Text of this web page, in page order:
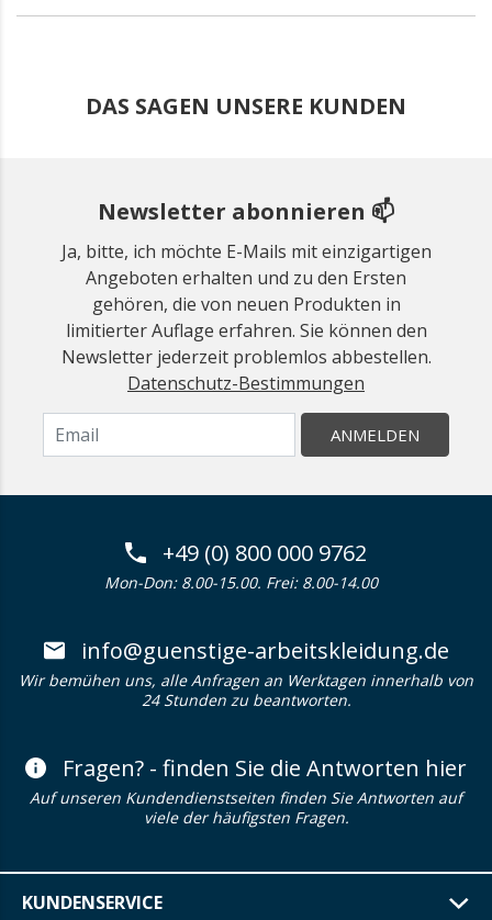
DAS SAGEN UNSERE KUNDEN
Newsletter abonnieren 📫
Ja, bitte, ich möchte E-Mails mit einzigartigen
Angeboten erhalten und zu den Ersten
gehören, die von neuen Produkten in
limitierter Auflage erfahren. Sie können den
Newsletter jederzeit problemlos abbestellen.
Datenschutz-Bestimmungen
ANMELDEN
+49 (0) 800 000 9762
Mon-Don: 8.00-15.00. Frei: 8.00-14.00
info@guenstige-arbeitskleidung.de
Wir bemühen uns, alle Anfragen an Werktagen innerhalb von
24 Stunden zu beantworten.
Fragen? - finden Sie die Antworten hier
Auf unseren Kundendienstseiten finden Sie Antworten auf
viele der häufigsten Fragen.
KUNDENSERVICE